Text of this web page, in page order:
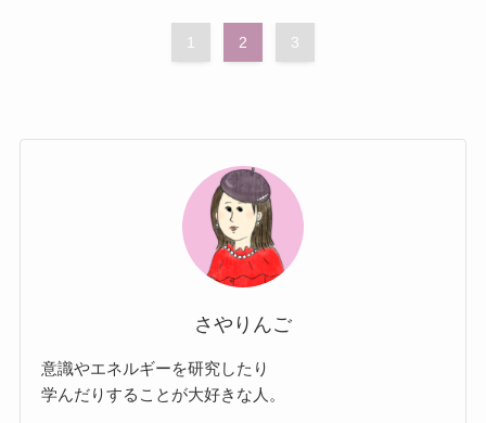
1 2 3
さやりんご
意識やエネルギーを研究したり
学んだりすることが大好きな人。